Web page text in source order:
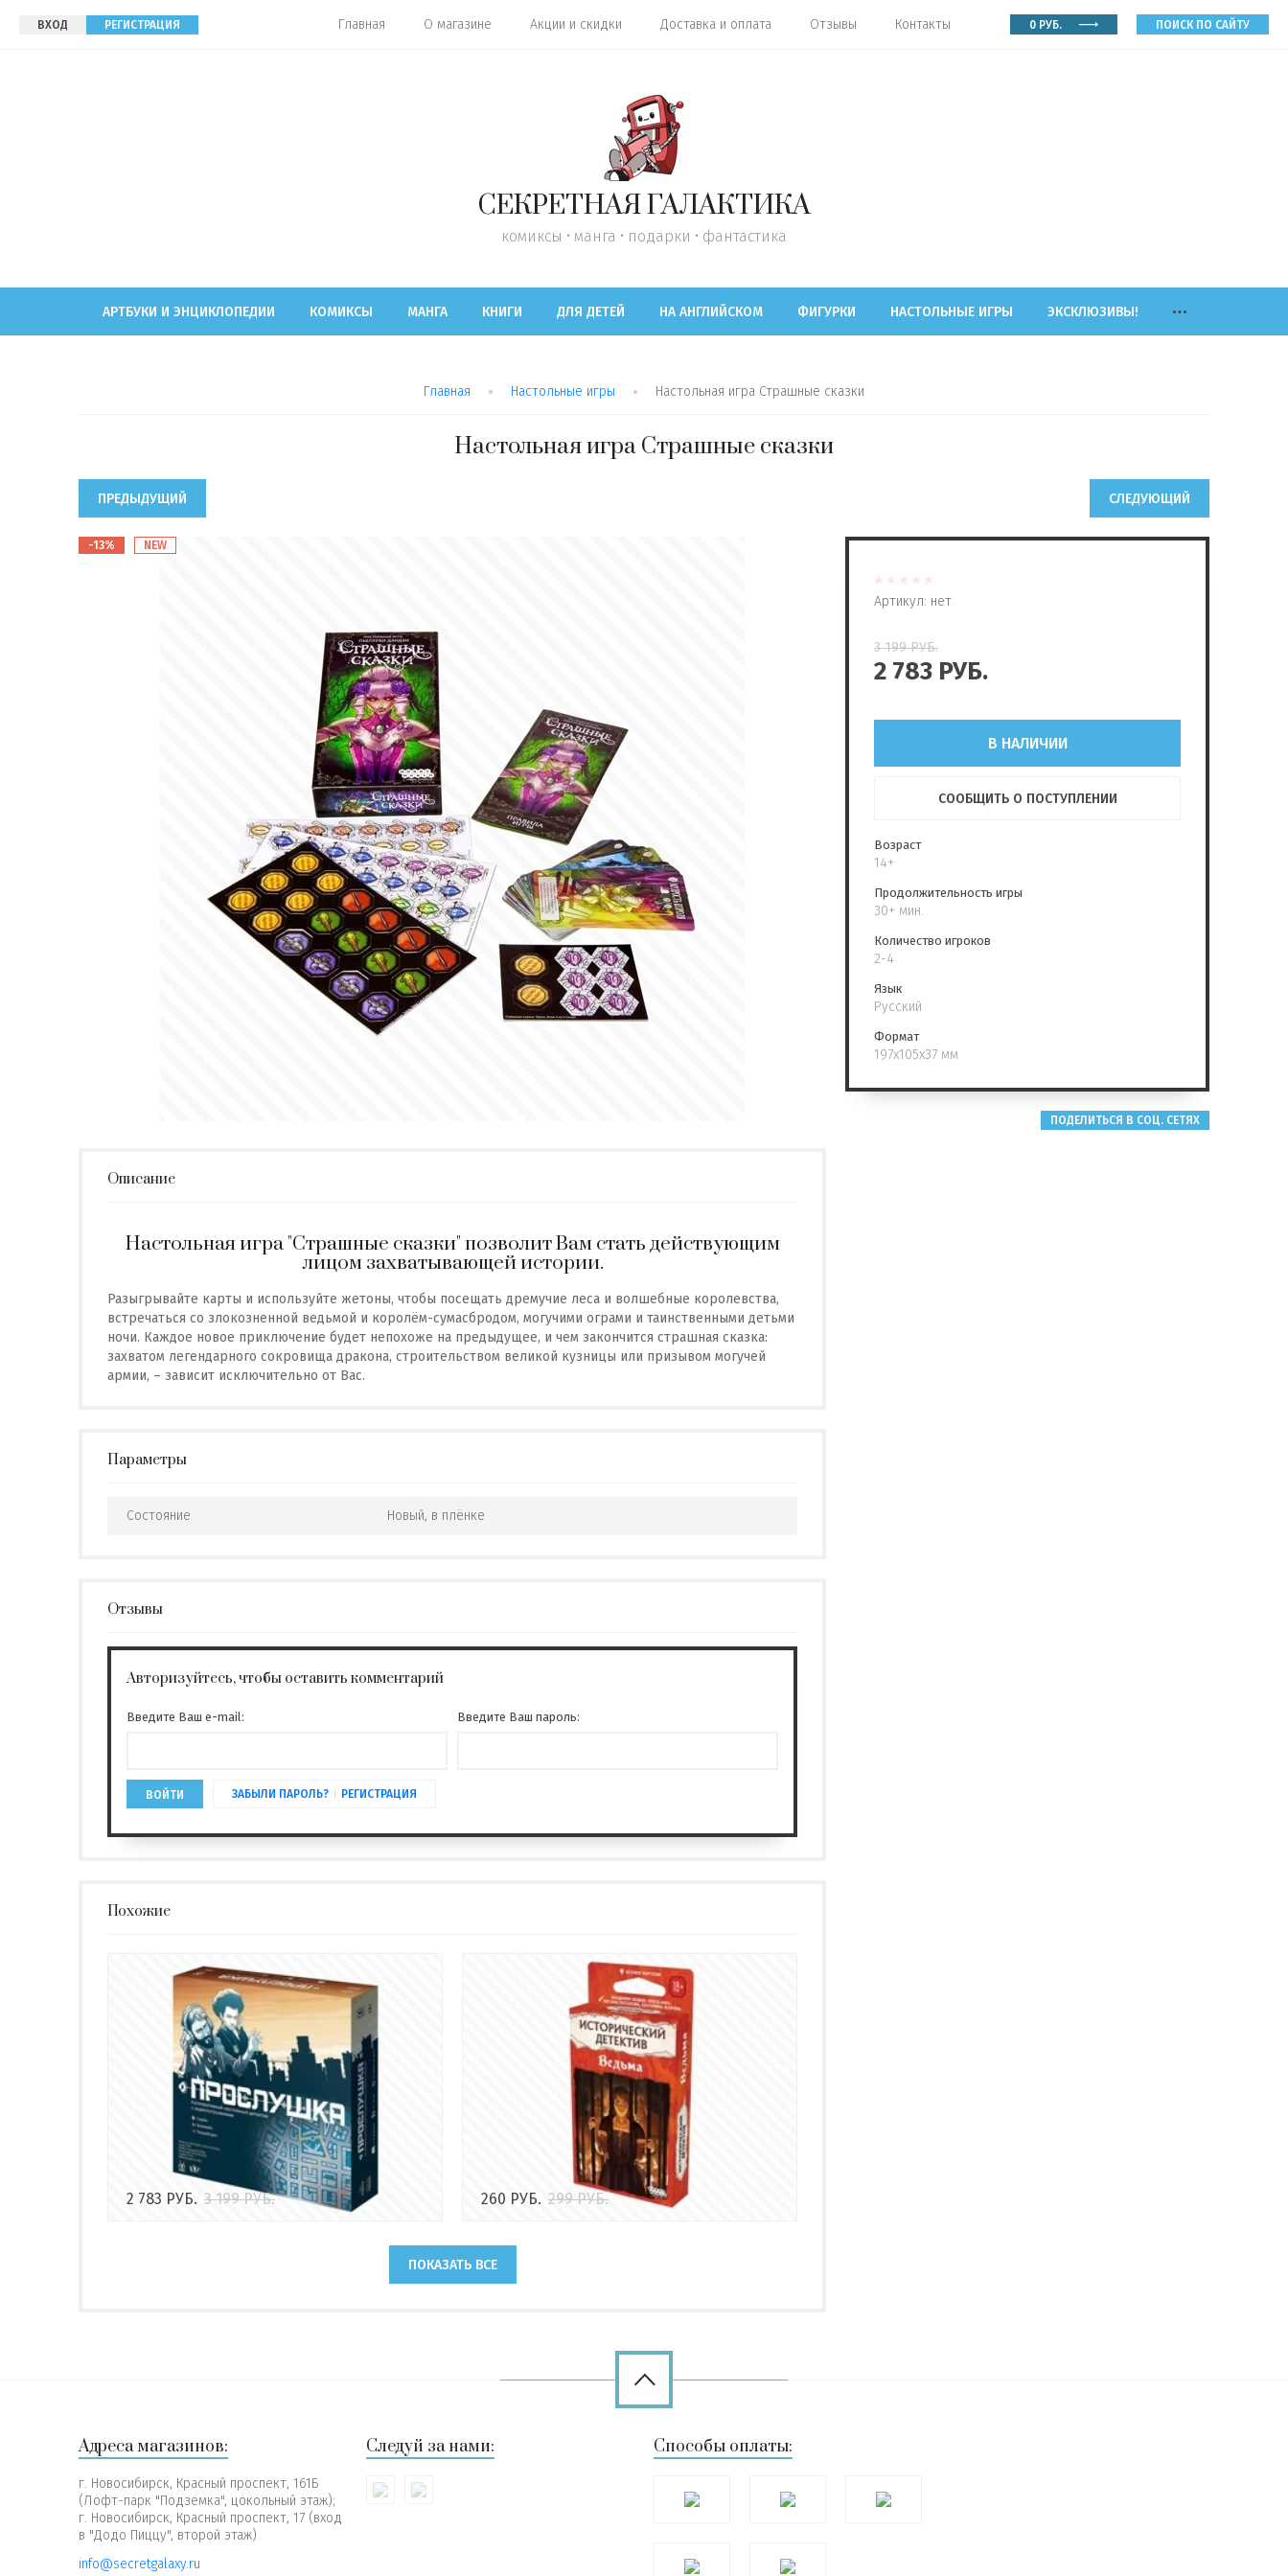
ВХОД РЕГИСТРАЦИЯ Главная О магазине Акции и скидки Доставка и оплата Отзывы Контакты 0 РУБ. ПОИСК ПО САЙТУ
СЕКРЕТНАЯ ГАЛАКТИКА
комиксы • манга • подарки • фантастика
АРТБУКИ И ЭНЦИКЛОПЕДИИ КОМИКСЫ МАНГА КНИГИ ДЛЯ ДЕТЕЙ НА АНГЛИЙСКОМ ФИГУРКИ НАСТОЛЬНЫЕ ИГРЫ ЭКСКЛЮЗИВЫ!
Главная Настольные игры Настольная игра Страшные сказки
Настольная игра Страшные сказки
ПРЕДЫДУЩИЙ СЛЕДУЮЩИЙ
-13% NEW
Описание
Настольная игра "Страшные сказки" позволит Вам стать действующим
лицом захватывающей истории.
Разыгрывайте карты и используйте жетоны, чтобы посещать дремучие леса и волшебные королевства,
встречаться со злокозненной ведьмой и королём-сумасбродом, могучими ограми и таинственными детьми
ночи. Каждое новое приключение будет непохоже на предыдущее, и чем закончится страшная сказка:
захватом легендарного сокровища дракона, строительством великой кузницы или призывом могучей
армии, – зависит исключительно от Вас.
Параметры
Состояние Новый, в плёнке
Отзывы
Авторизуйтесь, чтобы оставить комментарий
Введите Ваш e-mail: Введите Ваш пароль:
ВОЙТИ ЗАБЫЛИ ПАРОЛЬ? РЕГИСТРАЦИЯ
Похожие
2 783 РУБ. 3 199РУБ. 260 РУБ. 299РУБ.
ПОКАЗАТЬ ВСЕ
Артикул: нет
3 199РУБ.
2 783 РУБ.
В НАЛИЧИИ
СООБЩИТЬ О ПОСТУПЛЕНИИ
Возраст
14+
Продолжительность игры
30+ мин.
Количество игроков
2-4
Язык
Русский
Формат
197x105x37 мм
ПОДЕЛИТЬСЯ В СОЦ. СЕТЯХ
Адреса магазинов:
г. Новосибирск, Красный проспект, 161Б
(Лофт-парк "Подземка", цокольный этаж);
г. Новосибирск, Красный проспект, 17 (вход
в "Додо Пиццу", второй этаж)
info@secretgalaxy.ru
Следуй за нами: Способы оплаты: